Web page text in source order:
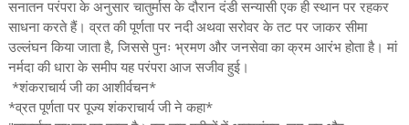
सनातन परंपरा के अनुसार चातुर्मास के दौरान दंडी सन्यासी एक ही स्थान पर रहकर
साधना करते हैं। व्रत की पूर्णता पर नदी अथवा सरोवर के तट पर जाकर सीमा
उल्लंघन किया जाता है, जिससे पुनः भ्रमण और जनसेवा का क्रम आरंभ होता है। मां
नर्मदा की धारा के समीप यह परंपरा आज सजीव हुई।
*शंकराचार्य जी का आशीर्वचन*
*व्रत पूर्णता पर पूज्य शंकराचार्य जी ने कहा*